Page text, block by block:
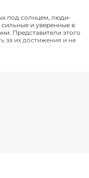
под солнцем, люди-
и уверенные в
Представители этого
за их достижения и не
то, они добьются